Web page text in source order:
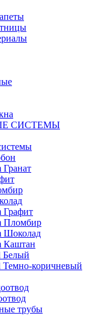
СИСТЕМЫ
Гранат
Графит
Пломбир
Шоколад
Каштан
Белый
Темно-коричневый
трубы